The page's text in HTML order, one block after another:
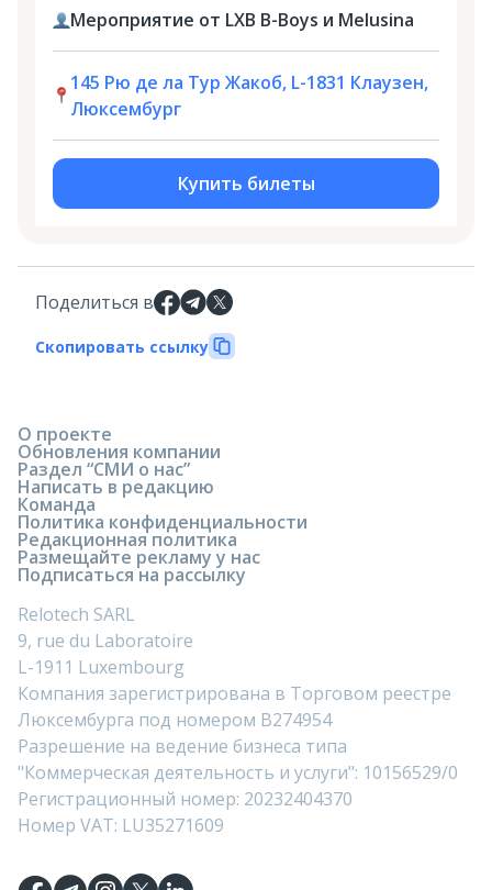
Мероприятие от LXB B-Boys и Melusina
145 Рю де ла Тур Жакоб, L-1831 Клаузен,
Люксембург
Купить билеты
Поделиться в
Скопировать ссылку
О проекте
Обновления компании
Раздел “СМИ о нас”
Написать в редакцию
Команда
Политика конфиденциальности
Редакционная политика
Размещайте рекламу у нас
Подписаться на рассылку
Relotech SARL
9, rue du Laboratoire
L-1911 Luxembourg
Компания зарегистрирована в Торговом реестре
Люксембурга под номером B274954
Разрешение на ведение бизнеса типа
"Коммерческая деятельность и услуги": 10156529/0
Регистрационный номер: 20232404370
Номер VAT: LU35271609